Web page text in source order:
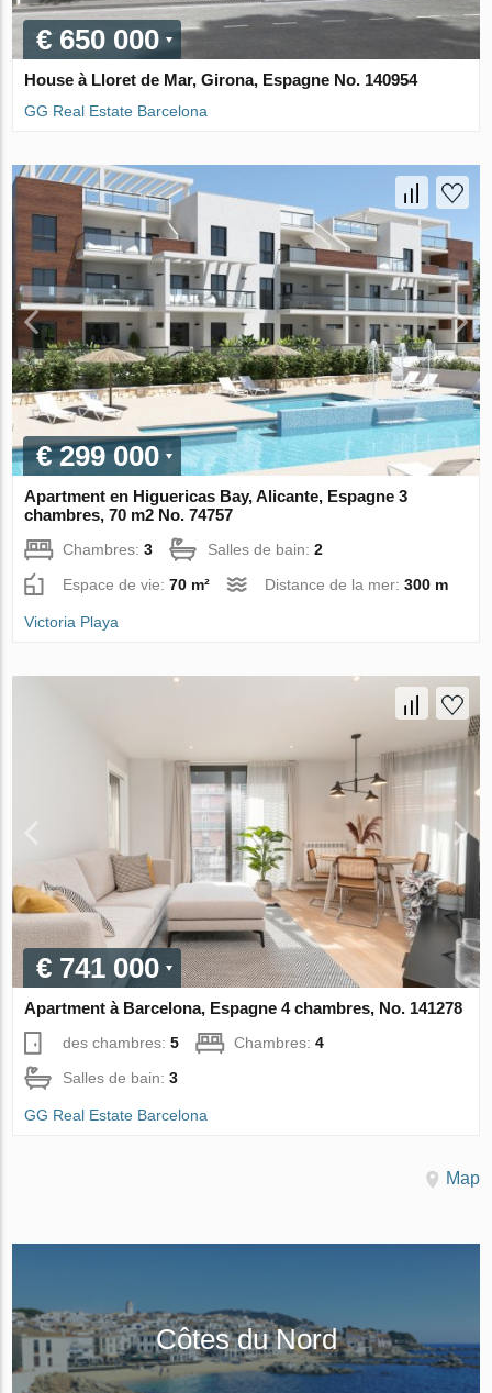
€ 650 000
House à Lloret de Mar, Girona, Espagne No. 140954
GG Real Estate Barcelona
€ 299 000
Apartment en Higuericas Bay, Alicante, Espagne 3
chambres, 70 m2 No. 74757
Chambres:3 Salles de bain:2
Espace de vie:70 m² Distance de la mer:300 m
Victoria Playa
€ 741 000
Apartment à Barcelona, Espagne 4 chambres, No. 141278
des chambres:5 Chambres:4
Salles de bain:3
GG Real Estate Barcelona
Map
Côtes du Nord